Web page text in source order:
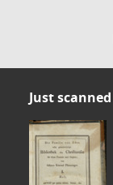
Just scanned